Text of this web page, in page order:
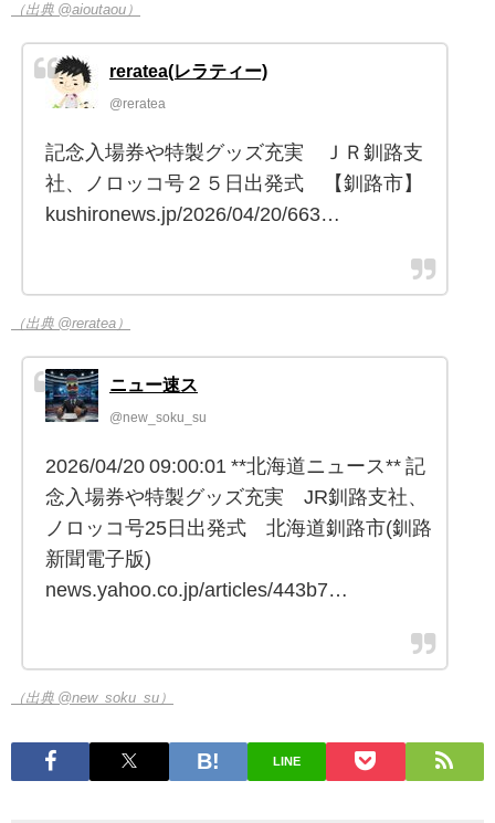
（出典 @aioutaou）
reratea(レラティー)
@reratea
記念入場券や特製グッズ充実 ＪＲ釧路支
社、ノロッコ号２５日出発式 【釧路市】
kushironews.jp/2026/04/20/663…
（出典 @reratea）
ニュー速ス
@new_soku_su
2026/04/20 09:00:01 **北海道ニュース** 記
念入場券や特製グッズ充実 JR釧路支社、
ノロッコ号25日出発式 北海道釧路市(釧路
新聞電子版)
news.yahoo.co.jp/articles/443b7…
（出典 @new_soku_su）
LINE